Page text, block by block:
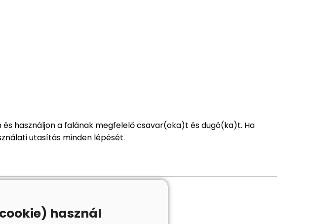
használjon a falának megfelelő csavar(oka)t és dugó(ka)t. Ha
utasítás minden lépését.
használ